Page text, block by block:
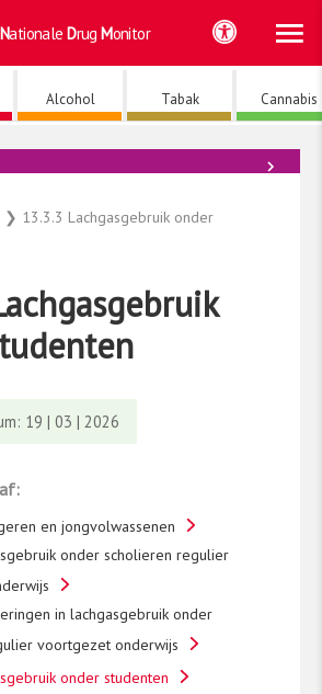
Nationale Drug Monitor
Alcohol Tabak Cannabis
❯ 13.3.3 Lachgasgebruik onder
19 | 03 | 2026
en jongvolwassenen
onder scholieren regulier
in lachgasgebruik onder
voortgezet onderwijs
onder studenten
→